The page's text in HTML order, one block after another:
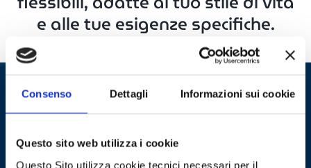
Consenso Dettagli Informazioni sui cookie
Questo sito web utilizza i cookie
Questo Sito utilizza cookie tecnici necessari per il
e alle tue esigenze specifiche.
Per richiedere informazioni ai